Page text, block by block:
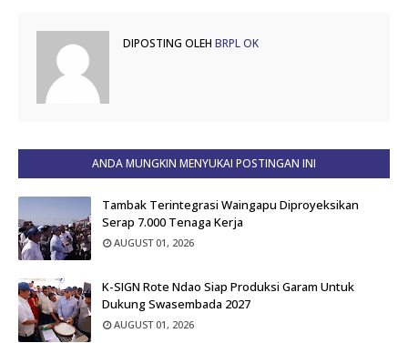
DIPOSTING OLEH BRPL OK
ANDA MUNGKIN MENYUKAI POSTINGAN INI
Tambak Terintegrasi Waingapu Diproyeksikan
Serap 7.000 Tenaga Kerja
AUGUST 01, 2026
K-SIGN Rote Ndao Siap Produksi Garam Untuk
Dukung Swasembada 2027
AUGUST 01, 2026